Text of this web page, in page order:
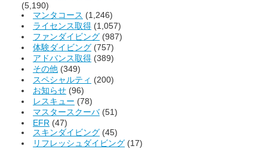
(5,190)
マンタコース (1,246)
ライセンス取得 (1,057)
ファンダイビング (987)
体験ダイビング (757)
アドバンス取得 (389)
その他 (349)
スペシャルティ (200)
お知らせ (96)
レスキュー (78)
マスタースクーバ(51)
EFR (47)
スキンダイビング (45)
リフレッシュダイビング (17)